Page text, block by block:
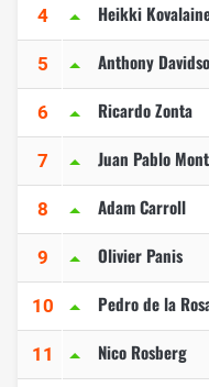
4 Heikki
5 Anthony
6 Ricardo Zonta
7 Juan Pablo
8 Adam Carroll
9 Olivier Panis
10 Pedro de la
11 Nico Rosberg